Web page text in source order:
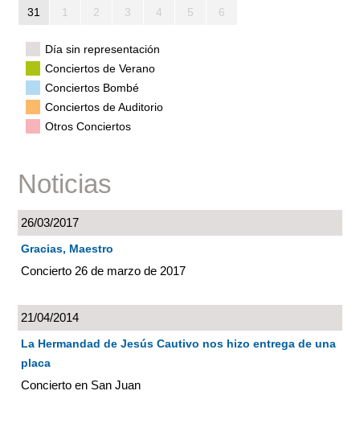
31 1 2 3 4 5 6
Día sin representación
Conciertos de Verano
Conciertos Bombé
Conciertos de Auditorio
Otros Conciertos
Noticias
26/03/2017
Gracias, Maestro
Concierto 26 de marzo de 2017
21/04/2014
La Hermandad de Jesús Cautivo nos hizo entrega de una
placa
Concierto en San Juan